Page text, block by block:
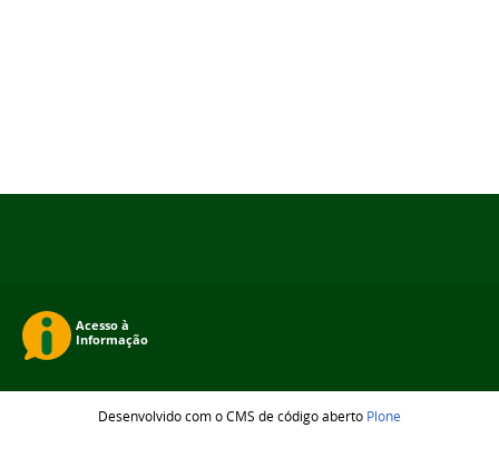
Desenvolvido com o CMS de código aberto Plone